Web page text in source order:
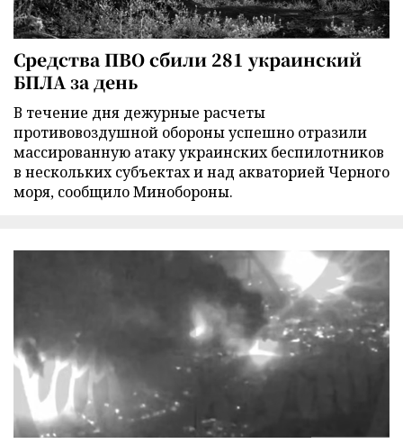
Средства ПВО сбили 281 украинский
БПЛА за день
В течение дня дежурные расчеты
противовоздушной обороны успешно отразили
массированную атаку украинских беспилотников
в нескольких субъектах и над акваторией Черного
моря, сообщило Минобороны.